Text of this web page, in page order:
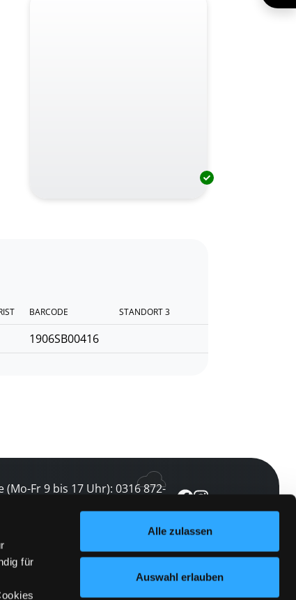
für
Alle zulassen
Auswahl erlauben
BARCODE STANDORT 3
1906SB00416
(Mo-Fr 9 bis 17 Uhr): 0316 872-
abonnieren
Veranstaltung verpassen